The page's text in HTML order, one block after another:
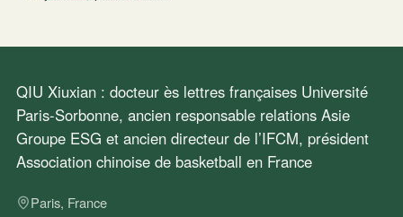
QIU Xiuxian : docteur ès lettres françaises Université
Paris-Sorbonne, ancien responsable relations Asie
Groupe ESG et ancien directeur de l’IFCM, président
Association chinoise de basketball en France
Paris, France